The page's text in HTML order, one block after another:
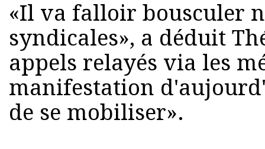
«Il va falloir bousculer
syndicales», a déduit
appels relayés via les
manifestation
de se mobiliser».